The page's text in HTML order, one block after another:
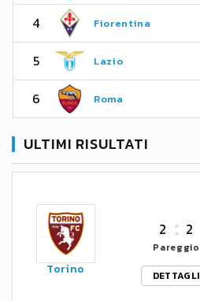
4 Fiorentina
5 Lazio
6 Roma
ULTIMI RISULTATI
Torino
2 2
Pareggio
DETTAGLI